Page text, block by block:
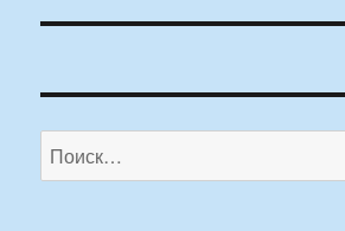
Искать: